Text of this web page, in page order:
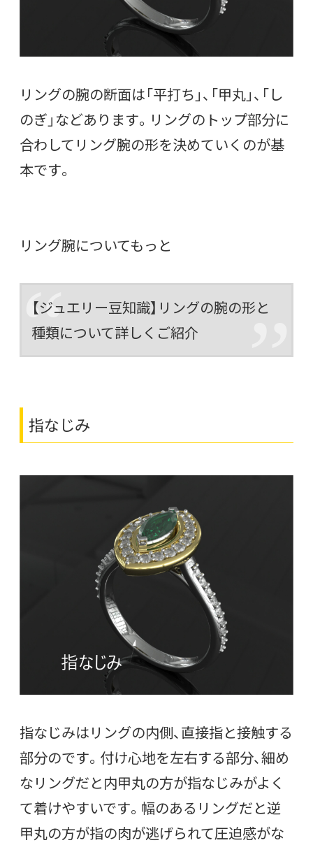
リングの腕の断面は「平打ち」、「甲丸」、「し
のぎ」などあります。リングのトップ部分に
合わしてリング腕の形を決めていくのが基
本です。
リング腕についてもっと
【ジュエリー豆知識】リングの腕の形と
種類について詳しくご紹介
指なじみ
指なじみはリングの内側、直接指と接触する
部分のです。付け心地を左右する部分、細め
なリングだと内甲丸の方が指なじみがよく
て着けやすいです。幅のあるリングだと逆
甲丸の方が指の肉が逃げられて圧迫感がな